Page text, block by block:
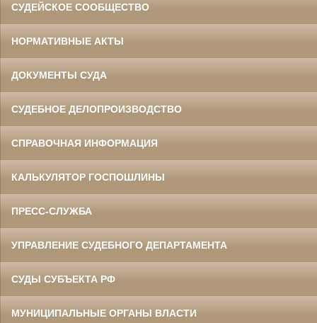
СУДЕЙСКОЕ СООБЩЕСТВО
НОРМАТИВНЫЕ АКТЫ
ДОКУМЕНТЫ СУДА
СУДЕБНОЕ ДЕЛОПРОИЗВОДСТВО
СПРАВОЧНАЯ ИНФОРМАЦИЯ
КАЛЬКУЛЯТОР ГОСПОШЛИНЫ
ПРЕСС-СЛУЖБА
УПРАВЛЕНИЕ СУДЕБНОГО ДЕПАРТАМЕНТА
СУДЫ СУБЪЕКТА РФ
МУНИЦИПАЛЬНЫЕ ОРГАНЫ ВЛАСТИ